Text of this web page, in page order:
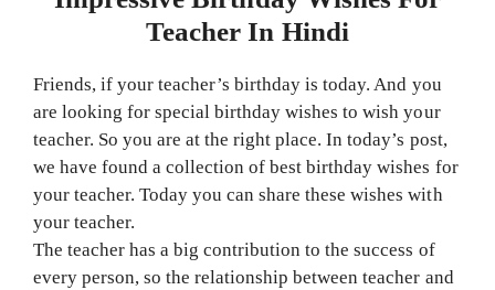
Teacher In Hindi
Friends, if your teacher’s birthday is today. And you
are looking for special birthday wishes to wish your
teacher. So you are at the right place. In today’s post,
we have found a collection of best birthday wishes for
your teacher. Today you can share these wishes with
your teacher.
The teacher has a big contribution to the success of
every person, so the relationship between teacher and